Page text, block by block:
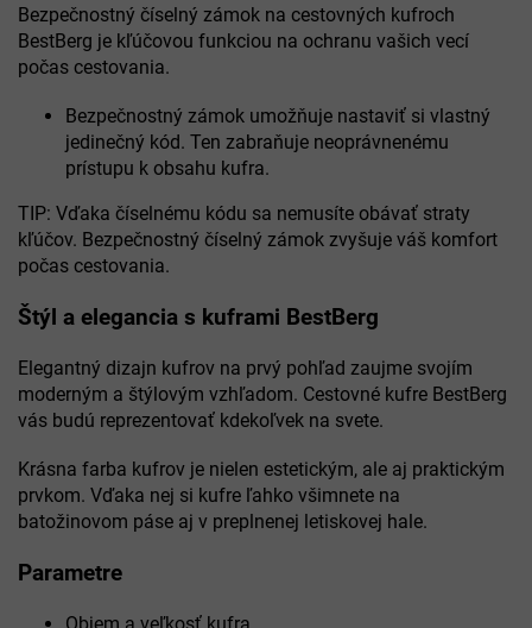
Bezpečnostný číselný zámok na cestovných kufroch
BestBerg je kľúčovou funkciou na ochranu vašich vecí
počas cestovania.
Bezpečnostný zámok umožňuje nastaviť si vlastný
jedinečný kód. Ten zabraňuje neoprávnenému
prístupu k obsahu kufra.
TIP: Vďaka číselnému kódu sa nemusíte obávať straty
kľúčov. Bezpečnostný číselný zámok zvyšuje váš komfort
počas cestovania.
Štýl a elegancia s kuframi BestBerg
Elegantný dizajn kufrov na prvý pohľad zaujme svojím
moderným a štýlovým vzhľadom. Cestovné kufre BestBerg
vás budú reprezentovať kdekoľvek na svete.
Krásna farba kufrov je nielen estetickým, ale aj praktickým
prvkom. Vďaka nej si kufre ľahko všimnete na
batožinovom páse aj v preplnenej letiskovej hale.
Parametre